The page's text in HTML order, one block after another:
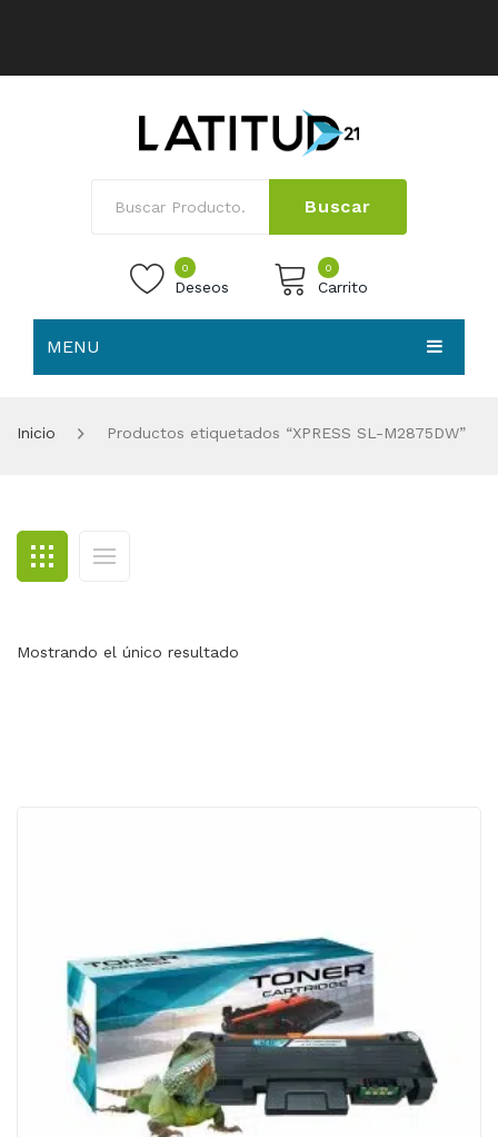
Buscar
0
Deseos
0
Carrito
MENU
BLOG
CONTACTO
Inicio Productos etiquetados “XPRESS SL-M2875DW”
Mostrando el único resultado